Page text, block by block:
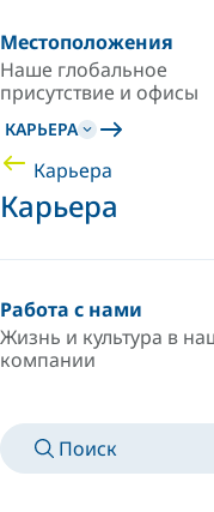
Местоположения
Наше глобальное
присутствие и офисы
КАРЬЕРА
Карьера
Карьера
Работа с нами
Жизнь и культура в
компании
Поиск